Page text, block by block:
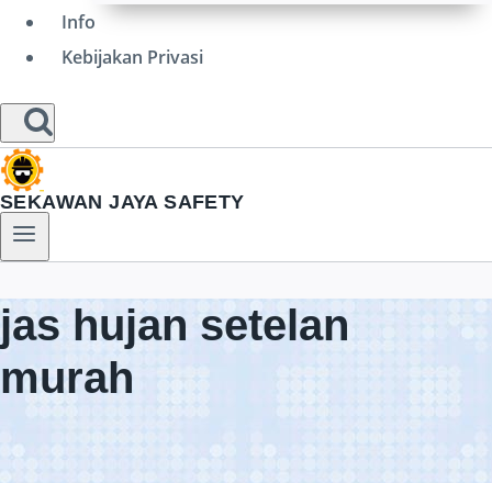
Info
Kebijakan Privasi
SEKAWAN JAYA SAFETY
jas hujan setelan
murah